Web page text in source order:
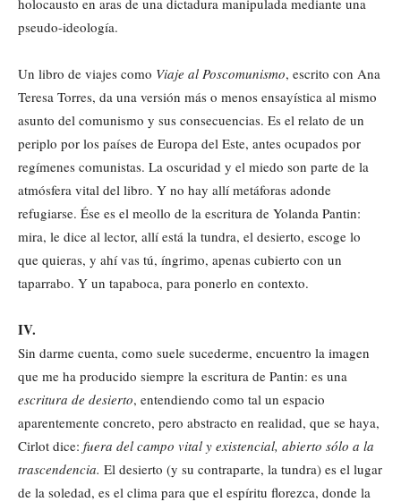
pseudo-ideología.
Un libro de viajes como Viaje al Poscomunismo, escrito con Ana
Teresa Torres, da una versión más o menos ensayística al mismo
asunto del comunismo y sus consecuencias. Es el relato de un
periplo por los países de Europa del Este, antes ocupados por
regímenes comunistas. La oscuridad y el miedo son parte de la
atmósfera vital del libro. Y no hay allí metáforas adonde
refugiarse. Ése es el meollo de la escritura de Yolanda Pantin:
mira, le dice al lector, allí está la tundra, el desierto, escoge lo
que quieras, y ahí vas tú, íngrimo, apenas cubierto con un
taparrabo. Y un tapaboca, para ponerlo en contexto.
IV.
Sin darme cuenta, como suele sucederme, encuentro la imagen
que me ha producido siempre la escritura de Pantin: es una
escritura de desierto, entendiendo como tal un espacio
aparentemente concreto, pero abstracto en realidad, que se haya,
Cirlot dice: fuera del campo vital y existencial, abierto sólo a la
trascendencia. El desierto (y su contraparte, la tundra) es el lugar
de la soledad, es el clima para que el espíritu florezca, donde la